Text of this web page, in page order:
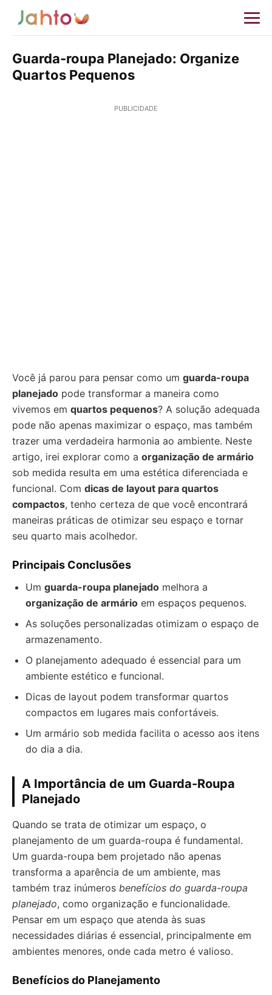
Guarda-roupa Planejado: Organize
Quartos Pequenos
PUBLICIDADE
Você já parou para pensar como um guarda-roupa
planejado pode transformar a maneira como
vivemos em quartos pequenos? A solução adequada
pode não apenas maximizar o espaço, mas também
trazer uma verdadeira harmonia ao ambiente. Neste
artigo, irei explorar como a organização de armário
sob medida resulta em uma estética diferenciada e
funcional. Com dicas de layout para quartos
compactos, tenho certeza de que você encontrará
maneiras práticas de otimizar seu espaço e tornar
seu quarto mais acolhedor.
Principais Conclusões
Um guarda-roupa planejado melhora a
organização de armário em espaços pequenos.
As soluções personalizadas otimizam o espaço de
armazenamento.
O planejamento adequado é essencial para um
ambiente estético e funcional.
Dicas de layout podem transformar quartos
compactos em lugares mais confortáveis.
Um armário sob medida facilita o acesso aos itens
do dia a dia.
A Importância de um Guarda-Roupa
Planejado
Quando se trata de otimizar um espaço, o
planejamento de um guarda-roupa é fundamental.
Um guarda-roupa bem projetado não apenas
transforma a aparência de um ambiente, mas
também traz inúmeros benefícios do guarda-roupa
planejado, como organização e funcionalidade.
Pensar em um espaço que atenda às suas
necessidades diárias é essencial, principalmente em
ambientes menores, onde cada metro é valioso.
Benefícios do Planejamento